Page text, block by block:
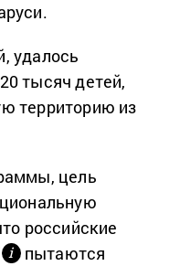
удалось
тысяч детей,
территорию из
цель
российские
і пытаются